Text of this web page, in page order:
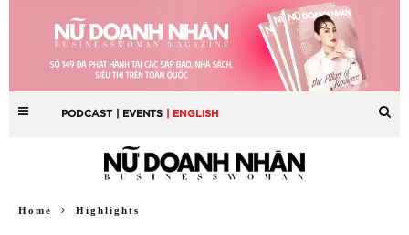
PODCAST | EVENTS | ENGLISH
Home Highlights